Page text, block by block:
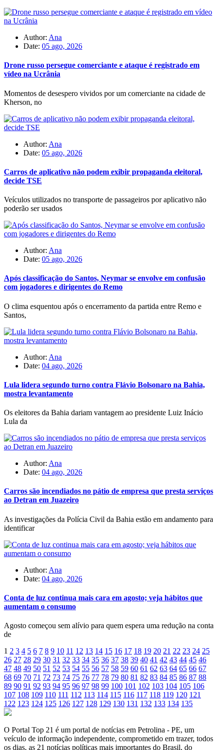
Author: Ana
Date: 05 ago, 2026
Drone russo persegue comerciante e ataque é registrado em
vídeo na Ucrânia
Momentos de desespero vividos por um comerciante na cidade de
Kherson, no
Author: Ana
Date: 05 ago, 2026
Carros de aplicativo não podem exibir propaganda eleitoral,
decide TSE
Veículos utilizados no transporte de passageiros por aplicativo não
poderão ser usados
Author: Ana
Date: 05 ago, 2026
Após classificação do Santos, Neymar se envolve em confusão
com jogadores e dirigentes do Remo
O clima esquentou após o encerramento da partida entre Remo e
Santos,
Author: Ana
Date: 04 ago, 2026
Lula lidera segundo turno contra Flávio Bolsonaro na Bahia,
mostra levantamento
Os eleitores da Bahia dariam vantagem ao presidente Luiz Inácio
Lula da
Author: Ana
Date: 04 ago, 2026
Carros são incendiados no pátio de empresa que presta serviços
ao Detran em Juazeiro
As investigações da Polícia Civil da Bahia estão em andamento para
identificar
Author: Ana
Date: 04 ago, 2026
Conta de luz continua mais cara em agosto; veja hábitos que
aumentam o consumo
Agosto começou sem alívio para quem espera uma redução na conta
de
1 2 3 4 5 6 7 8 9 10 11 12 13 14 15 16 17 18 19 20 21 22 23 24 25
26 27 28 29 30 31 32 33 34 35 36 37 38 39 40 41 42 43 44 45 46
47 48 49 50 51 52 53 54 55 56 57 58 59 60 61 62 63 64 65 66 67
68 69 70 71 72 73 74 75 76 77 78 79 80 81 82 83 84 85 86 87 88
89 90 91 92 93 94 95 96 97 98 99 100 101 102 103 104 105 106
107 108 109 110 111 112 113 114 115 116 117 118 119 120 121
122 123 124 125 126 127 128 129 130 131 132 133 134 135
O Portal Top 21 é um portal de notícias em Petrolina - PE, um
veículo de informação independente, comprometido em trazer, todos
os dias, as 21 notícias políticas mais importantes do Brasil, do